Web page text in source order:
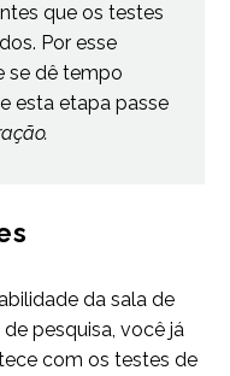
que os testes
Por esse
se dê tempo
esta etapa passe
da sala de
pesquisa, você já
com os testes de